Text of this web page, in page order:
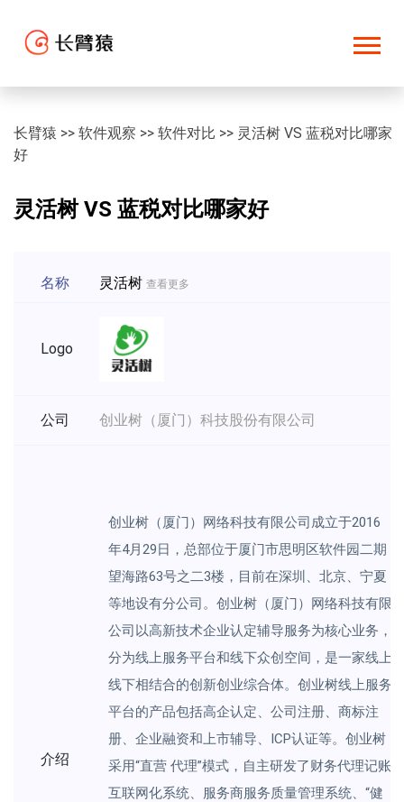
长臂猿 >> 软件观察 >> 软件对比 >> 灵活树 VS 蓝税对比哪家
好
灵活树 VS 蓝税对比哪家好
名称 灵活树 查看更多
Logo
公司 创业树（厦门）科技股份有限公司
介绍
创业树（厦门）网络科技有限公司成立于2016
年4月29日，总部位于厦门市思明区软件园二期
望海路63号之二3楼，目前在深圳、北京、宁夏
等地设有分公司。创业树（厦门）网络科技有限
公司以高新技术企业认定辅导服务为核心业务，
分为线上服务平台和线下众创空间，是一家线上
线下相结合的创新创业综合体。创业树线上服务
平台的产品包括高企认定、公司注册、商标注
册、企业融资和上市辅导、ICP认证等。创业树
采用“直营 代理”模式，自主研发了财务代理记账
互联网化系统、服务商服务质量管理系统、“健